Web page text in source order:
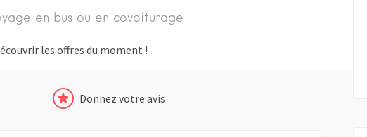
en bus ou en covoiturage
les offres du moment !
Donnez votre avis